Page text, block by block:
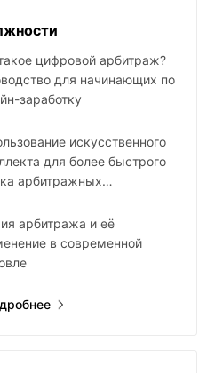
цифровой арбитраж?
для начинающих по
заработку
искусственного
для более быстрого
арбитражных
арбитража и её
в современной